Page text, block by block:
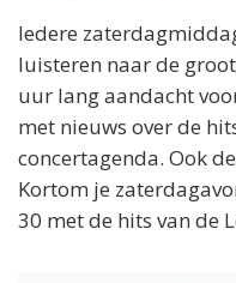
Iedere
luisteren naar de
uur lang aandacht
met nieuws over de
concertagenda. Ook
Kortom je
30 met de hits van de